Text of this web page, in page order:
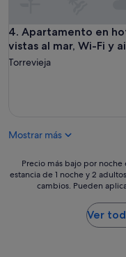
4. Apartamento en
vistas al mar, Wi-Fi y
Apartamento en hotel
Torrevieja
Mostrar más
Precio
más
Precio más bajo por
estancia de 1 noche y 2
cambios. Pueden
Ver